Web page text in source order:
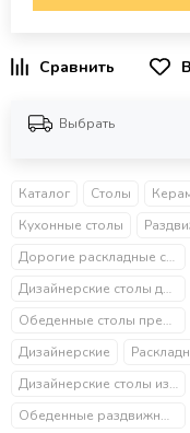
Выбрать
Каталог Столы
Кухонные столы
Дорогие раскладные столы
Дизайнерские столы для гостиной
Обеденные столы премиум
Дизайнерские
Дизайнерские столы из металла
Обеденные раздвижные дизайнерские столы